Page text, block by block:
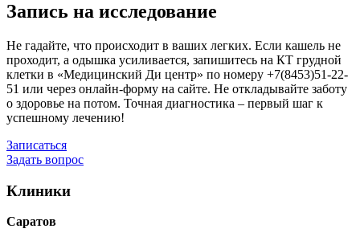
Запись на исследование
Не гадайте, что происходит в ваших легких. Если кашель не
проходит, а одышка усиливается, запишитесь на КТ грудной
клетки в «Медицинский Ди центр» по номеру +7(8453)51-22-
51 или через онлайн-форму на сайте. Не откладывайте заботу
о здоровье на потом. Точная диагностика – первый шаг к
успешному лечению!
Записаться
Задать вопрос
Клиники
Саратов